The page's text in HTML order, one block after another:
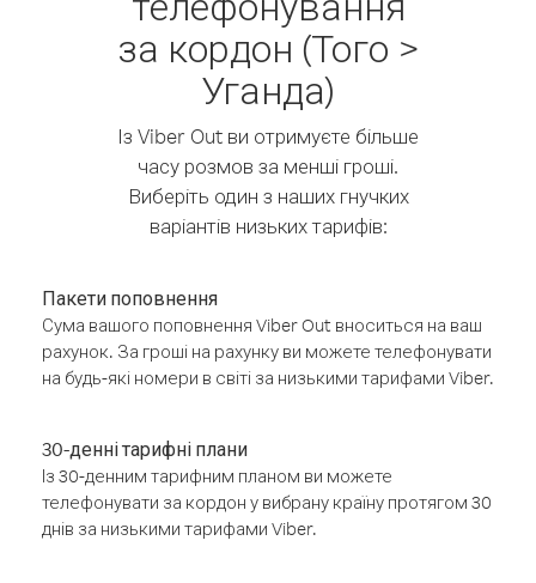
за кордон (Того >
Уганда)
Із Viber Out ви отримуєте більше
часу розмов за менші гроші.
Виберіть один з наших гнучких
варіантів низьких тарифів:
Пакети поповнення
Сума вашого поповнення Viber Out вноситься на ваш
рахунок. За гроші на рахунку ви можете телефонувати
на будь-які номери в світі за низькими тарифами Viber.
30-денні тарифні плани
Із 30-денним тарифним планом ви можете
телефонувати за кордон у вибрану країну протягом 30
днів за низькими тарифами Viber.